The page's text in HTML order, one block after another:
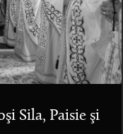
Sila, Paisie şi